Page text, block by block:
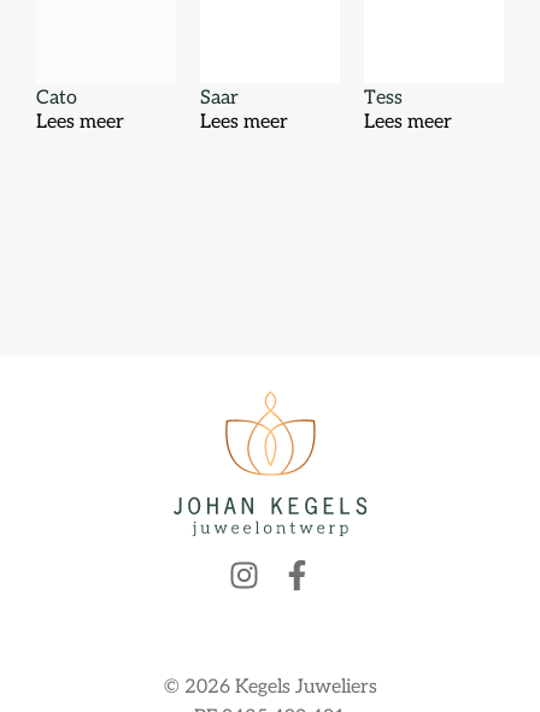
Cato
Lees meer
Saar
Lees meer
Tess
Lees meer
© 2026 Kegels Juweliers